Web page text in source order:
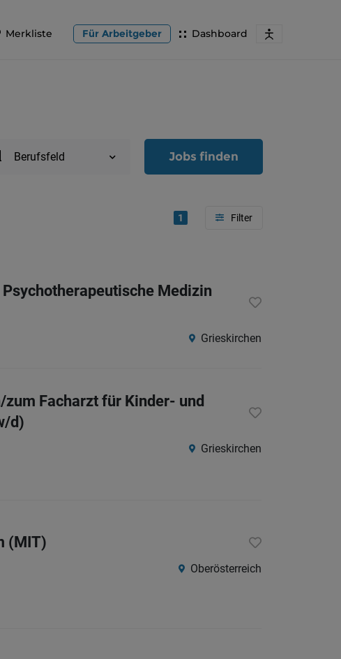
Merkliste Dashboard
Für Arbeitgeber
Berufsfeld Jobs finden
1
Medizin
Grieskirchen
Facharzt für Kinder- und
d)
Grieskirchen
(MIT)
Oberösterreich